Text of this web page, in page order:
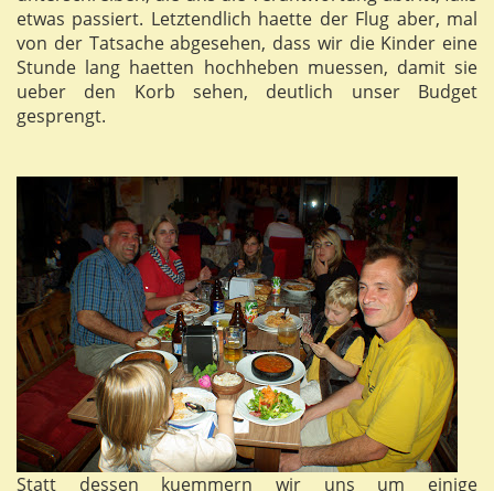
etwas passiert. Letztendlich haette der Flug aber, mal
von der Tatsache abgesehen, dass wir die Kinder eine
Stunde lang haetten hochheben muessen, damit sie
ueber den Korb sehen, deutlich unser Budget
gesprengt.
Statt dessen kuemmern wir uns um einige